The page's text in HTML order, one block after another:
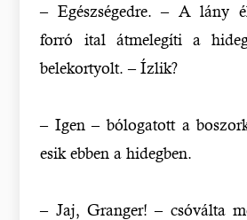
– Egészségedre. – A lány
forró ital átmelegíti a
belekortyolt. – Ízlik?
– Igen – bólogatott a
esik ebben a hidegben.
– Jaj, Granger! – csóválta